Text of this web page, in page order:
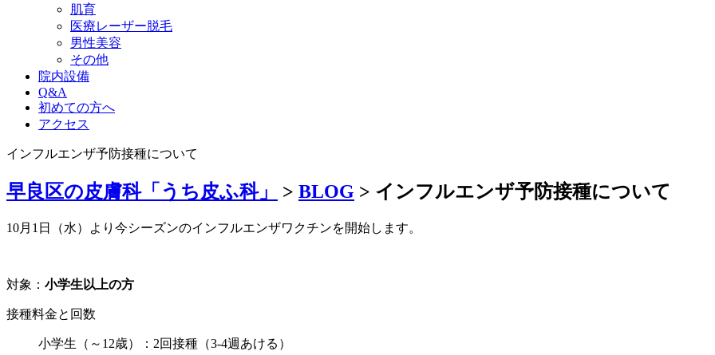
肌育
医療レーザー脱毛
男性美容
その他
院内設備
Q&A
初めての方へ
アクセス
インフルエンザ予防接種について
早良区の皮膚科「うち皮ふ科」 > BLOG > インフルエンザ予防接種について
10月1日（水）より今シーズンのインフルエンザワクチンを開始します。
対象： 小学生以上の方
接種料金と回数
小学生（～12歳）：2回接種（3-4週あける）